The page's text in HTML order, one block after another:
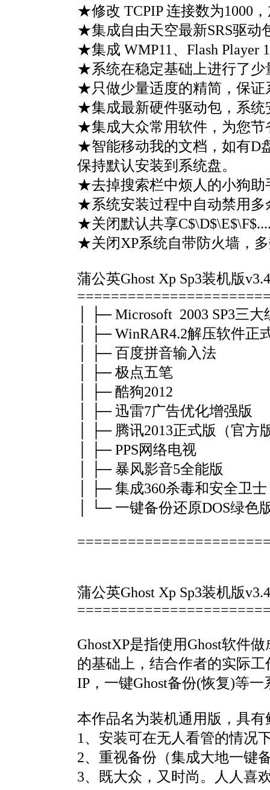
★修改 TCPIP 连接数为1000
★集成自由天空最新SRS驱动
★集成 WMP11、Flash Player
★系统在稳定基础上进行了少
★只做少量适度的精简，保证
★集成最新硬件驱动包，系统
★集成大众常用软件，为您节
★智能移动我的文档，如有D
保持默认安装到系统盘。
★去掉搜索栏中烦人的小狗助
★系统安装过程中自动禁用多
★关闭默认共享
★关闭XP系统自带防火墙，
蒲公英Ghost Xp Sp3装机版v3.4
│ ├─ Microsoft 2003 SP3三
│ ├─ WinRAR4.2解压软件正
│ ├─ 百度拼音输入法
│ ├─ 极点五笔
│ ├─ 酷狗2012
│ ├─ 迅雷7广告优化增强版
│ ├─ 腾讯2013正式版（官方
│ ├─ PPS网络电视
│ ├─ 暴风影音5全能版
│ ├─ 集成360杀毒和安全卫士
│ └─ 一键备份还原DOS绿色
蒲公英Ghost Xp Sp3装机版v3.4
GhostXP是指使用Ghost软件
的基础上，结合作者的实际
IP，一键Ghost备份(恢复)等
本作品名为装机通用版，具
1、安装可在无人看管的情况
2、重视备份（集成大地一键
3、既大众，又时尚。人人喜